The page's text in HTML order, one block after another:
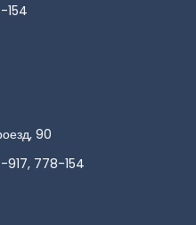
154
90
917, 778-154